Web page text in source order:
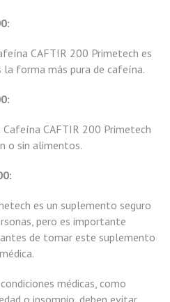
CAFTIR 200 Primetech es
la forma más pura de cafeína.
Cafeína CAFTIR 200 Primetech
o sin alimentos.
es un suplemento seguro
pero es importante
de tomar este suplemento
médicas, como